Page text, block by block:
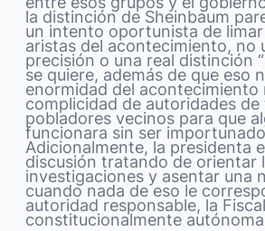
la distinción de Sheinbaum
un intento oportunista de
aristas del acontecimiento, no
precisión o una real distinción
se quiere, además de que eso
enormidad del acontecimiento
complicidad de autoridades
pobladores vecinos para que
funcionara sin ser
Adicionalmente, la presidenta
discusión tratando de orientar
investigaciones y asentar una
cuando nada de eso le
autoridad responsable, la
constitucionalmente